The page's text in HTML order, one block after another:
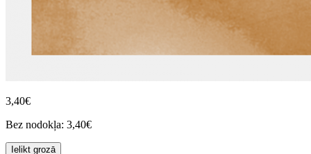
3,40€
Bez nodokļa: 3,40€
Ielikt grozā